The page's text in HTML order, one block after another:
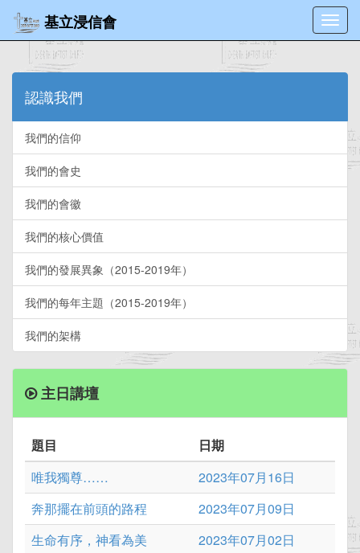
基立浸信會
認識我們
我們的信仰
我們的會史
我們的會徽
我們的核心價值
我們的發展異象（2015-2019年）
我們的每年主題（2015-2019年）
我們的架構
主日講壇
題目
日期
唯我獨尊……
2023年07月16日
奔那擺在前頭的路程
2023年07月09日
生命有序，神看為美
2023年07月02日